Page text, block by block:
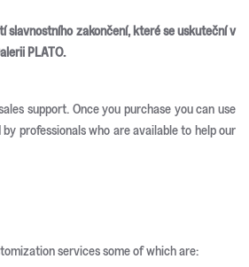
slavnostního zakončení, které se uskuteční v
PLATO.
support. Once you purchase you can use
professionals who are available to help our
services some of which are: